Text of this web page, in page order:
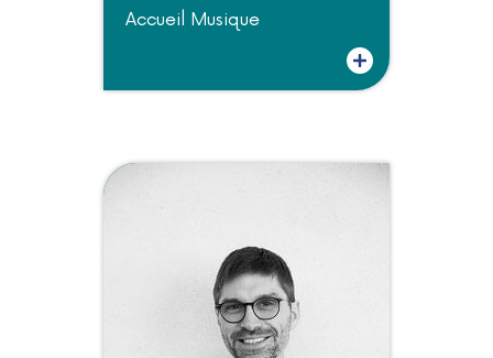
Accueil Musique
Plus d'informations sur Louis Fontaine